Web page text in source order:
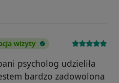
wizyty
psycholog udzieliła
bardzo zadowolona